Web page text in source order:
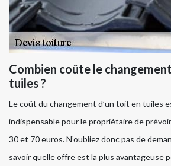
Combien coûte le
tuiles ?
Le coût du changement d’un toit en tuiles
indispensable pour le propriétaire de
30 et 70 euros. N’oubliez donc pas de
savoir quelle offre est la plus avantageuse